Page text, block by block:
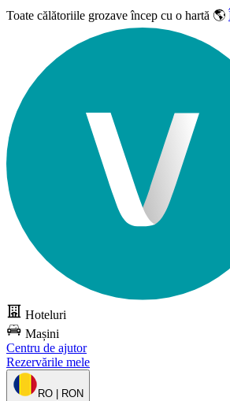
Toate călătoriile grozaveîncep cu o hartă 🌎
Hoteluri
Mașini
Centru de ajutor
Rezervările mele
RO | RON